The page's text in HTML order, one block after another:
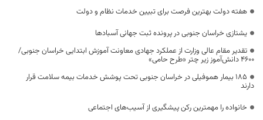
هفته دولت بهترین فرصت برای تبیین خدمات نظام و دولت
یشتازی خراسان جنوبی در پرونده ثبت جهانی آسبادها
تقدیر مقام عالی وزارت از عملکرد جهادی معاونت آموزش ابتدایی خراسان جنوبی/
۴۶۰۰ دانش‌آموز زیر چتر «طرح حامی»
۱۸۵ بیمار هموفیلی در خراسان جنوبی تحت پوشش خدمات بیمه سلامت قرار
دارند
خانواده را مهمترین رکن پیشگیری از آسیب‌های اجتماعی